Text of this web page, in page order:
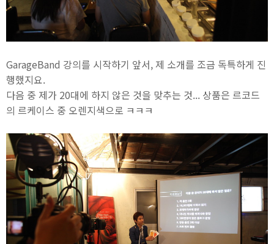
GarageBand 강의를 시작하기 앞서, 제 소개를 조금 독특하게 진
행했지요.
다음 중 제가 20대에 하지 않은 것을 맞추는 것... 상품은 르코드
의 르케이스 중 오렌지색으로 ㅋㅋㅋ